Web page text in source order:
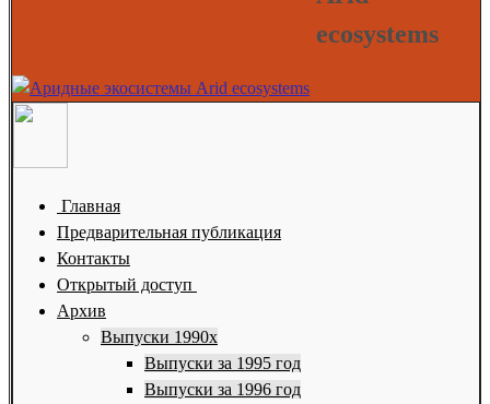
ecosystems
Главная
Предварительная публикация
Контакты
Открытый доступ
Архив
Выпуски 1990х
Выпуски за 1995 год
Выпуски за 1996 год